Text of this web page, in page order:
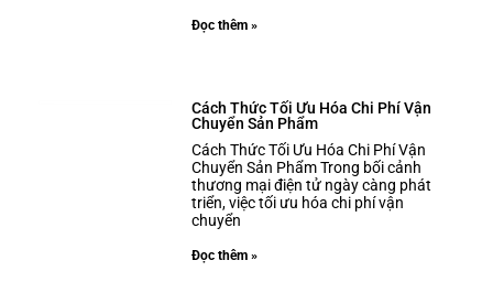
Đọc thêm »
Cách Thức Tối Ưu Hóa Chi Phí Vận
Chuyển Sản Phẩm
Cách Thức Tối Ưu Hóa Chi Phí Vận
Chuyển Sản Phẩm Trong bối cảnh
thương mại điện tử ngày càng phát
triển, việc tối ưu hóa chi phí vận
chuyển
Đọc thêm »